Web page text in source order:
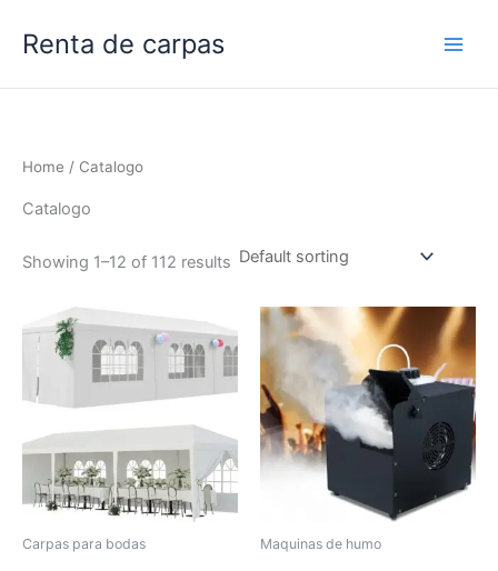
Renta de carpas
Home / Catalogo
Catalogo
Showing 1–12 of 112 results
Carpas para bodas Maquinas de humo